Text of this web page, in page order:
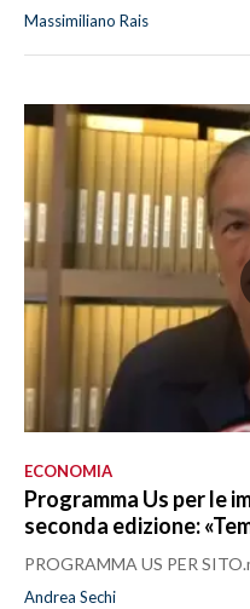
Massimiliano Rais
ECONOMIA
Programma Us per le
seconda edizione:
PROGRAMMA US PER
Andrea Sechi